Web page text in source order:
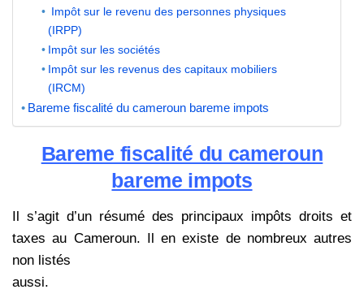
Impôt sur le revenu des personnes physiques
(IRPP)
Impôt sur les sociétés
Impôt sur les revenus des capitaux mobiliers
(IRCM)
Bareme fiscalité du cameroun bareme impots
Bareme fiscalité du cameroun
bareme impots
Il s’agit d’un résumé des principaux impôts droits et
taxes au Cameroun. Il en existe de nombreux autres
non listés
aussi.